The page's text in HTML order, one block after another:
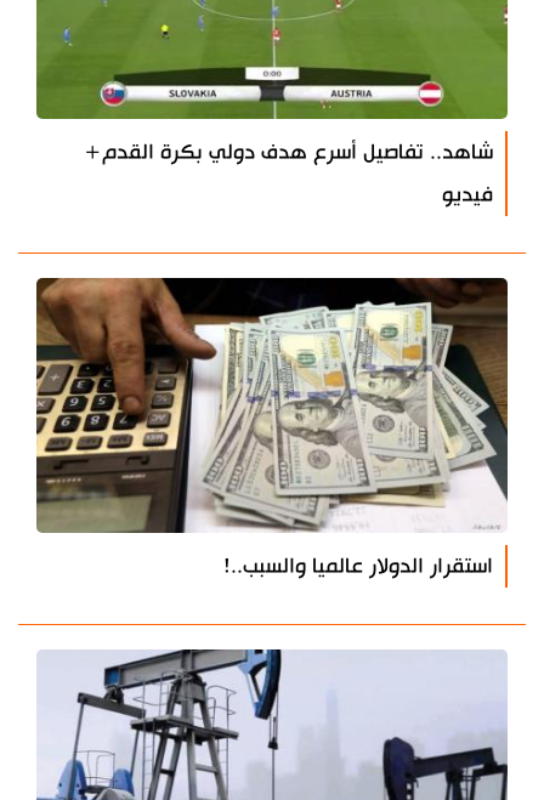
شاهد.. تفاصيل أسرع هدف دولي بكرة القدم+
فيديو
استقرار الدولار عالميا والسبب..!